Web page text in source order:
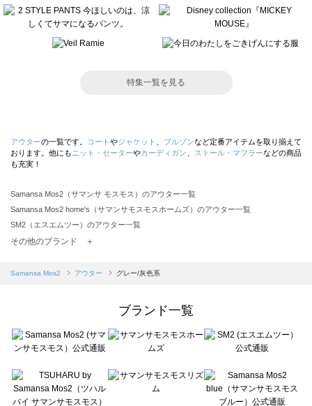
特集一覧を見る
アウターの一覧です。 コート やジャケット ブルゾンなど定番アイテムを取り揃えて
おります。他にも ニット・セーターやカーディガン ストール・マフラーなどの商品
も充実！
Samansa Mos2（サマンサ モスモス）のアウター一覧
Samansa Mos2 home's（サマンサモスモスホームズ）のアウター一覧
SM2（エスエムツー）のアウター一覧
TSUHARU by Samansa Mos2（ツハルバイサマンサモスモス）のアウター一覧
Samansa Mos2 blue（サマンサモスモス ブルー）のアウター一覧
sō4ū（ソウフォーユー）のアウター一覧
Te chichi（テチチ）のアウター一覧
Te chichi CLASSIC（テチチ クラシック）のアウター一覧
Lugnoncure（ルノンキュール）のアウター一覧
BETTY'S BLUE（べティーズブルー）のアウター一覧
その他のブランド ＋
Samansa Mos2 アウター グレー/灰色系
ブランド一覧